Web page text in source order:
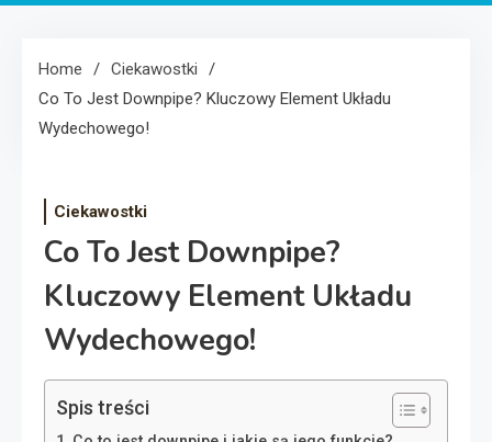
Home
Ciekawostki
Co To Jest Downpipe? Kluczowy Element Układu
Wydechowego!
Ciekawostki
Co To Jest Downpipe?
Kluczowy Element Układu
Wydechowego!
Spis treści